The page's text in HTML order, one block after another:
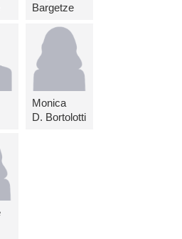
Bargetze
Monica
D. Bortolotti